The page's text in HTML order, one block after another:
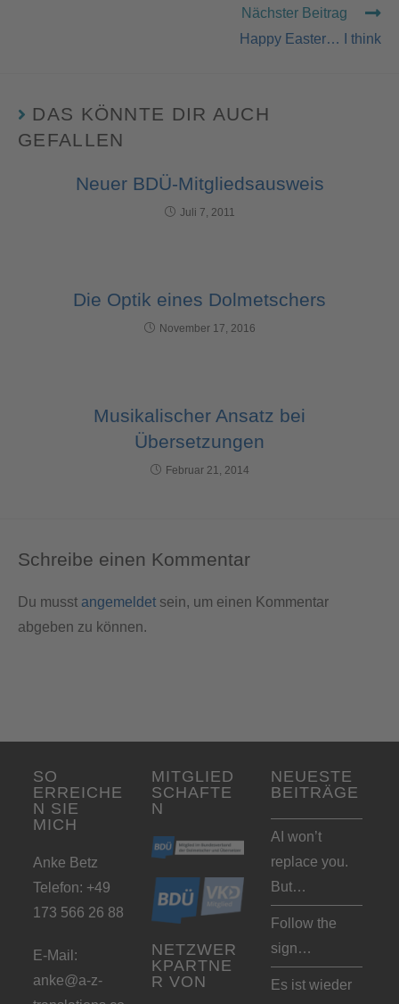
Nächster Beitrag
Happy Easter… I think
DAS KÖNNTE DIR AUCH
GEFALLEN
Neuer BDÜ-Mitgliedsausweis
Juli 7, 2011
Die Optik eines Dolmetschers
November 17, 2016
Musikalischer Ansatz bei
Übersetzungen
Februar 21, 2014
Schreibe einen Kommentar
Du musst angemeldet sein, um einen Kommentar
abgeben zu können.
SO
ERREICHE
N SIE
MICH
Anke Betz
Telefon: +49
173 566 26 88
E-Mail:
anke@a-z-
MITGLIED
SCHAFTE
N
NETZWER
KPARTNE
R VON
NEUESTE
BEITRÄGE
AI won’t
replace you.
But…
Follow the
sign…
Es ist wieder